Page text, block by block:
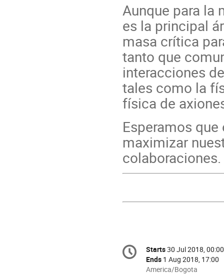
Aunque para la
es la principal
masa crítica
tanto que
interacciones
tales como la
física de
Esperamos
maximizar
colaboraciones.
Conference
information
Date/Time
Starts30 Jul 2018, 00:00
Ends 1 Aug 2018, 17:00
All
America/Bogota